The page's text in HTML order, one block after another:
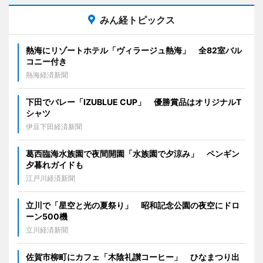
みん経トピックス
熱海にリゾートホテル「ヴィラージュ熱海」 全82室バル
コニー付き
熱海経済新聞
下田でバレー「IZUBLUE CUP」 優勝賞品はオリジナルT
シャツ
伊豆下田経済新聞
葛西臨海水族園で夜間開園「水族園で夕涼み」 ペンギン
夕暮れガイドも
江戸川経済新聞
立川で「星空と光の夏祭り」 昭和記念公園の夜空にドロ
ーン500機
立川経済新聞
佐賀市柳町にカフェ「木陰礼讃コーヒー」 ひなまつり出